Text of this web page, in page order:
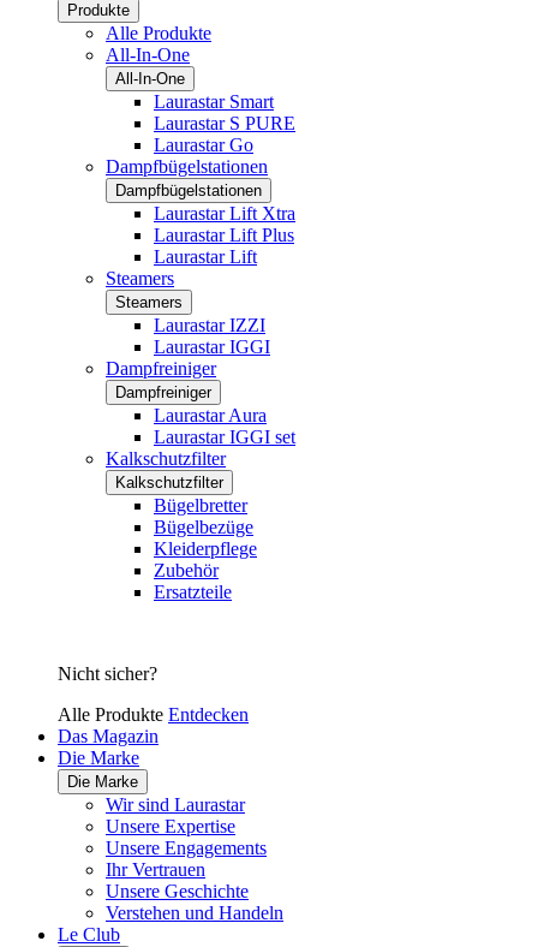
Produkte
Alle Produkte
All-In-One
All-In-One
Laurastar Smart
Laurastar S PURE
Laurastar Go
Dampfbügelstationen
Dampfbügelstationen
Laurastar Lift Xtra
Laurastar Lift Plus
Laurastar Lift
Steamers
Steamers
Laurastar IZZI
Laurastar IGGI
Dampfreiniger
Dampfreiniger
Laurastar Aura
Laurastar IGGI set
Kalkschutzfilter
Kalkschutzfilter
Bügelbretter
Bügelbezüge
Kleiderpflege
Zubehör
Ersatzteile
Nicht sicher?
Alle Produkte Entdecken
Das Magazin
Die Marke
Die Marke
Wir sind Laurastar
Unsere Expertise
Unsere Engagements
Ihr Vertrauen
Unsere Geschichte
Verstehen und Handeln
Le Club